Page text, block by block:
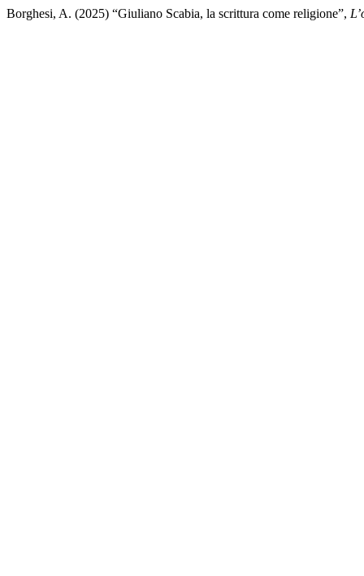
Borghesi, A. (2025) “Giuliano Scabia, la scrittura come religione”,